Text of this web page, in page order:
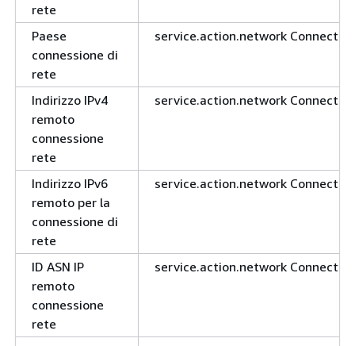
rete
Paese
connessione di
rete
service.action.network
Indirizzo IPv4
remoto
connessione
rete
service.action.network
Indirizzo IPv6
remoto per la
connessione di
rete
service.action.network
ID ASN IP
remoto
connessione
rete
service.action.network